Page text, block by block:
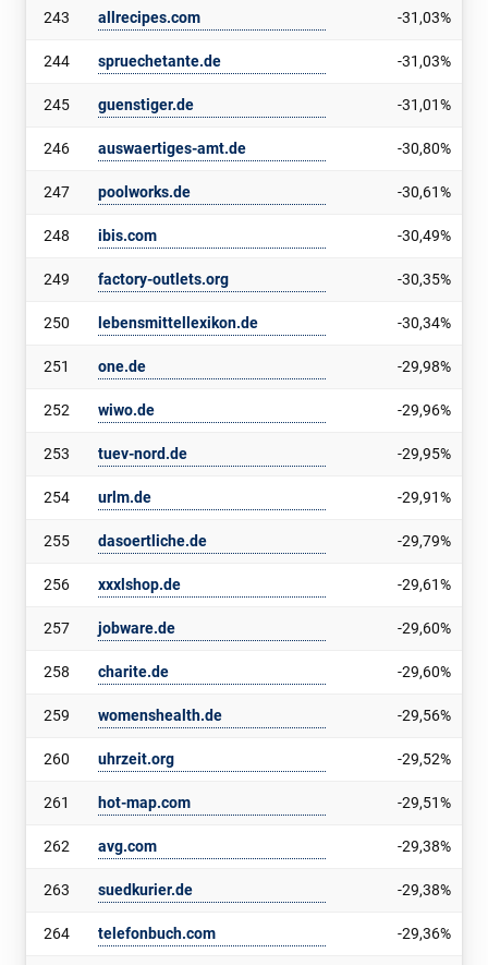
243 allrecipes.com -31,03%
244 spruechetante.de -31,03%
245 guenstiger.de -31,01%
246 auswaertiges-amt.de -30,80%
247 poolworks.de -30,61%
248 ibis.com -30,49%
249 factory-outlets.org -30,35%
250 lebensmittellexikon.de -30,34%
251 one.de -29,98%
252 wiwo.de -29,96%
253 tuev-nord.de -29,95%
254 urlm.de -29,91%
255 dasoertliche.de -29,79%
256 xxxlshop.de -29,61%
257 jobware.de -29,60%
258 charite.de -29,60%
259 womenshealth.de -29,56%
260 uhrzeit.org -29,52%
261 hot-map.com -29,51%
262 avg.com -29,38%
263 suedkurier.de -29,38%
264 telefonbuch.com -29,36%